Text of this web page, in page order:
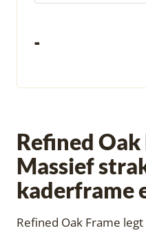
-
Refined Oak
Massief
kaderframe
Refined Oak Frame